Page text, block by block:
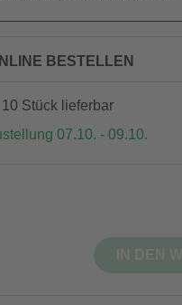
BESTELLEN
10 Stück lieferbar
07.10. - 09.10.